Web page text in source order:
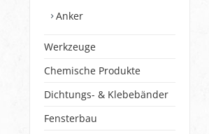
Anker
Werkzeuge
Chemische Produkte
Dichtungs- & Klebebänder
Fensterbau